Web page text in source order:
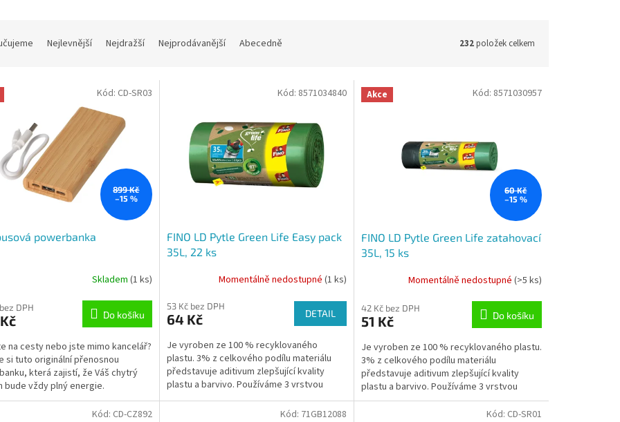
Nejlevnější Nejdražší Nejprodávanější Abecedně 232položek celkem
899 Kč
–15 %
powerbanka
Skladem (1 ks)
DPH
Do košíku
na cesty nebo jste mimo kancelář?
si tuto originální přenosnou
která zajistí, že Váš chytrý
bude vždy plný energie.
Kód: CD-SR03
FINO LD Pytle Green Life Easy pack
35L, 22 ks
Momentálně nedostupné (1 ks)
53 Kč bez DPH
64 Kč DETAIL
Je vyroben ze 100 % recyklovaného
plastu. 3% z celkového podílu materiálu
představuje aditivum zlepšující kvality
plastu a barvivo. Používáme 3 vrstvou
technologii, abychom...
Kód: 8571034840 Akce
60 Kč
–15 %
FINO LD Pytle Green Life zatahovací
35L, 15 ks
Momentálně nedostupné (>5 ks)
42 Kč bez DPH
51 Kč Do košíku
Je vyroben ze 100 % recyklovaného plastu.
3% z celkového podílu materiálu
představuje aditivum zlepšující kvality
plastu a barvivo. Používáme 3 vrstvou
technologii, abychom...
Kód: 8571030957
Kód: CD-CZ892 Kód: 71GB12088 Kód: CD-SR01